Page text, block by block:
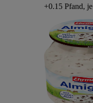
+0.15 Pfand,